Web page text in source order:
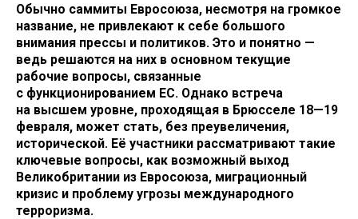
Обычно саммиты Евросоюза, несмотря на громкое
название, не привлекают к себе большого
внимания прессы и политиков. Это и понятно —
ведь решаются на них в основном текущие
рабочие вопросы, связанные
с функционированием ЕС. Однако встреча
на высшем уровне, проходящая в Брюсселе 18—19
февраля, может стать, без преувеличения,
исторической. Её участники рассматривают такие
ключевые вопросы, как возможный выход
Великобритании из Евросоюза, миграционный
кризис и проблему угрозы международного
терроризма.